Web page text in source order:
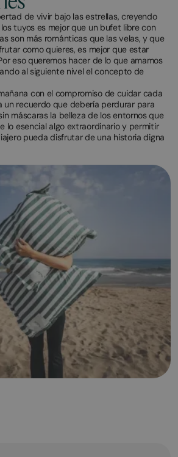
de vivir bajo las estrellas, creyendo
tuyos es mejor que un bufet libre con
son más románticas que las velas, y que
como quieres, es mejor que estar
eso queremos hacer de lo que amamos
al siguiente nivel el concepto de
con el compromiso de cuidar cada
un recuerdo que debería perdurar para
máscaras la belleza de los entornos que
lo esencial algo extraordinario y permitir
pueda disfrutar de una historia digna